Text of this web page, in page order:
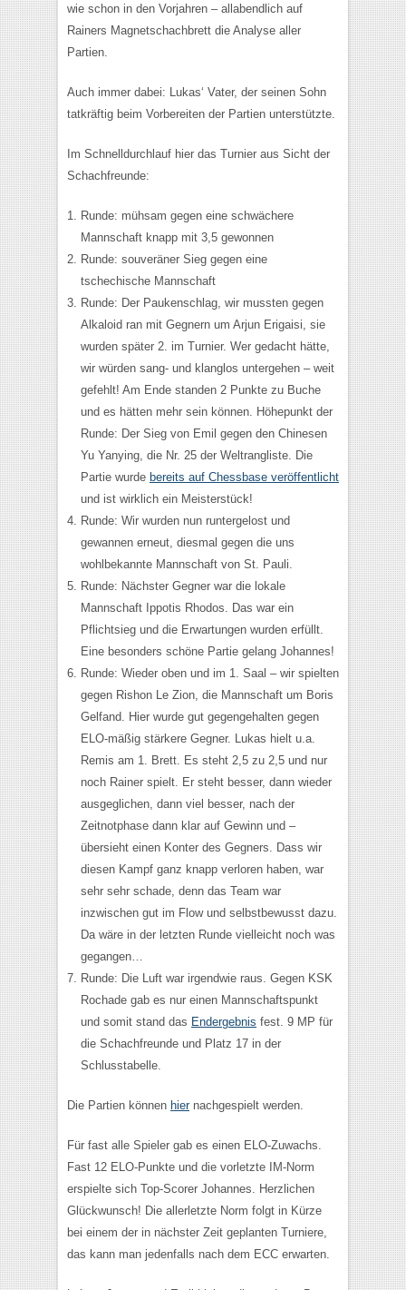
wie schon in den Vorjahren – allabendlich auf
Rainers Magnetschachbrett die Analyse aller
Partien.
Auch immer dabei: Lukas‘ Vater, der seinen Sohn
tatkräftig beim Vorbereiten der Partien unterstützte.
Im Schnelldurchlauf hier das Turnier aus Sicht der
Schachfreunde:
Runde: mühsam gegen eine schwächere
Mannschaft knapp mit 3,5 gewonnen
Runde: souveräner Sieg gegen eine
tschechische Mannschaft
Runde: Der Paukenschlag, wir mussten gegen
Alkaloid ran mit Gegnern um Arjun Erigaisi, sie
wurden später 2. im Turnier. Wer gedacht hätte,
wir würden sang- und klanglos untergehen – weit
gefehlt! Am Ende standen 2 Punkte zu Buche
und es hätten mehr sein können. Höhepunkt der
Runde: Der Sieg von Emil gegen den Chinesen
Yu Yanying, die Nr. 25 der Weltrangliste. Die
Partie wurde bereits auf Chessbase veröffentlicht
und ist wirklich ein Meisterstück!
Runde: Wir wurden nun runtergelost und
gewannen erneut, diesmal gegen die uns
wohlbekannte Mannschaft von St. Pauli.
Runde: Nächster Gegner war die lokale
Mannschaft Ippotis Rhodos. Das war ein
Pflichtsieg und die Erwartungen wurden erfüllt.
Eine besonders schöne Partie gelang Johannes!
Runde: Wieder oben und im 1. Saal – wir spielten
gegen Rishon Le Zion, die Mannschaft um Boris
Gelfand. Hier wurde gut gegengehalten gegen
ELO-mäßig stärkere Gegner. Lukas hielt u.a.
Remis am 1. Brett. Es steht 2,5 zu 2,5 und nur
noch Rainer spielt. Er steht besser, dann wieder
ausgeglichen, dann viel besser, nach der
Zeitnotphase dann klar auf Gewinn und –
übersieht einen Konter des Gegners. Dass wir
diesen Kampf ganz knapp verloren haben, war
sehr sehr schade, denn das Team war
inzwischen gut im Flow und selbstbewusst dazu.
Da wäre in der letzten Runde vielleicht noch was
gegangen…
Runde: Die Luft war irgendwie raus. Gegen KSK
Rochade gab es nur einen Mannschaftspunkt
und somit stand das Endergebnis fest. 9 MP für
die Schachfreunde und Platz 17 in der
Schlusstabelle.
Die Partien können hiernachgespielt werden.
Für fast alle Spieler gab es einen ELO-Zuwachs.
Fast 12 ELO-Punkte und die vorletzte IM-Norm
erspielte sich Top-Scorer Johannes. Herzlichen
Glückwunsch! Die allerletzte Norm folgt in Kürze
bei einem der in nächster Zeit geplanten Turniere,
das kann man jedenfalls nach dem ECC erwarten.